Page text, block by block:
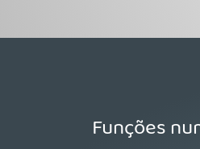
Funções